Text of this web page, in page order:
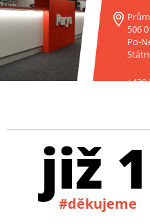
506
Po-
+420
již
#děkujeme